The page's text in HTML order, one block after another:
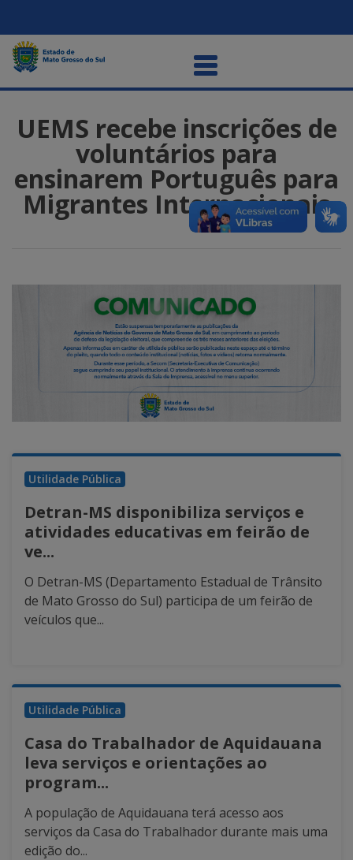
UEMS recebe inscrições de
voluntários para
ensinarem Português para
Migrantes Internacionais
Utilidade Pública
Detran-MS disponibiliza serviços e
atividades educativas em feirão de
ve...
O Detran-MS (Departamento Estadual de Trânsito
de Mato Grosso do Sul) participa de um feirão de
veículos que...
Utilidade Pública
Casa do Trabalhador de Aquidauana
leva serviços e orientações ao
program...
A população de Aquidauana terá acesso aos
serviços da Casa do Trabalhador durante mais uma
edição do...